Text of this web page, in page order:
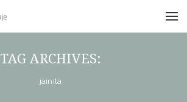
TAG ARCHIVES:
jainita